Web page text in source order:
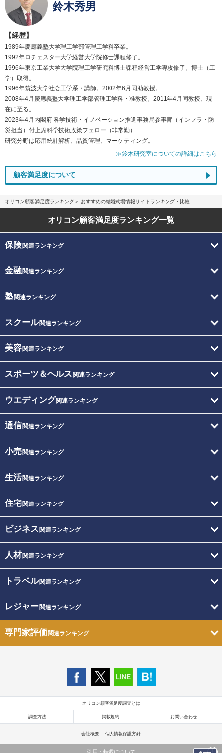
鈴木秀男
【経歴】
1989年慶應義塾大学理工学部管理工学科卒業。
1992年ロチェスター大学経営大学院修士課程修了。
1996年東京工業大学大学院理工学研究科博士課程経営工学専攻修了。博士（工
学）取得。
1996年筑波大学社会工学系・講師。2002年6月同助教授。
2008年4月慶應義塾大学理工学部管理工学科・准教授。2011年4月同教授、現
在に至る。
2023年4月内閣府 科学技術・イノベーション推進事務局参事官（インフラ・防
災担当）付上席科学技術政策フェロー（非常勤）
研究分野は応用統計解析、品質管理、マーケティング。
≫鈴木研究室についての詳細はこちら
顧客満足度について
オリコン顧客満足度ランキング おすすめの結婚式場情報サイトランキング・比較
オリコン顧客満足度ランキング一覧
保険関連ランキング
金融関連ランキング
塾関連ランキング
スクール関連ランキング
美容関連ランキング
スポーツ＆ヘルス 関連ランキング
ウエディング関連ランキング
通信関連ランキング
小売関連ランキング
生活関連ランキング
住宅関連ランキング
ビジネス 関連ランキング
人材関連ランキング
トラベル関連ランキング
レジャー関連ランキング
専門家評価関連ランキング
オリコン顧客満足度調査とは
調査方法 掲載規約 お問い合わせ
会社概要 個人情報保護方針
引用・転載について